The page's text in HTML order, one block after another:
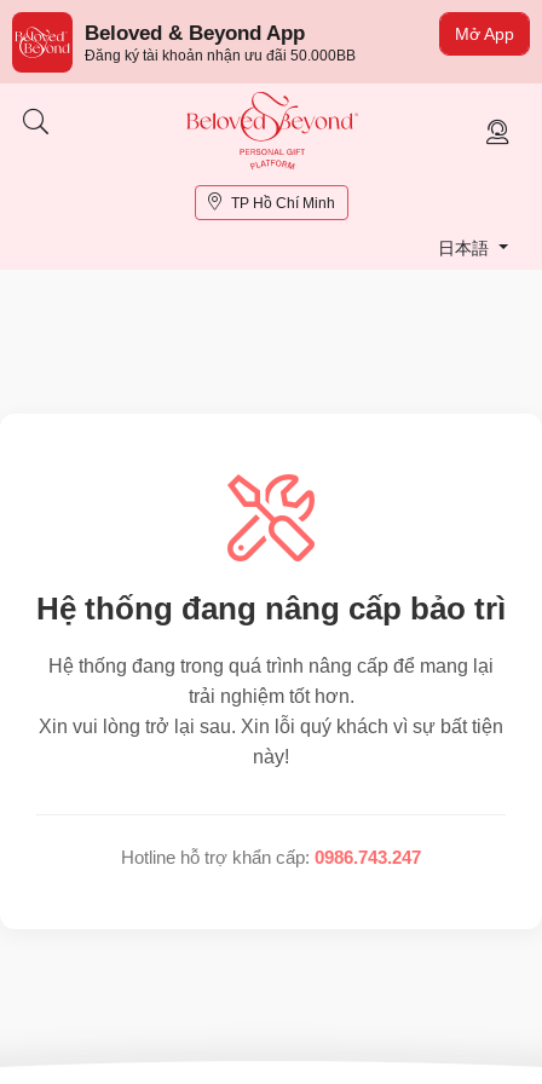
Mở App
Beloved & Beyond App
Đăng ký tài khoản nhận ưu đãi 50.000BB
TP Hồ Chí Minh
日本語
Hệ thống đang nâng cấp bảo trì
Hệ thống đang trong quá trình nâng cấp để mang lại
trải nghiệm tốt hơn.
Xin vui lòng trở lại sau. Xin lỗi quý khách vì sự bất tiện
này!
Hotline hỗ trợ khẩn cấp: 0986.743.247